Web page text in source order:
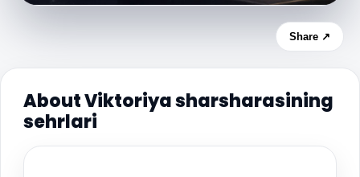
Share ↗
About Viktoriya sharsharasining
sehrlari